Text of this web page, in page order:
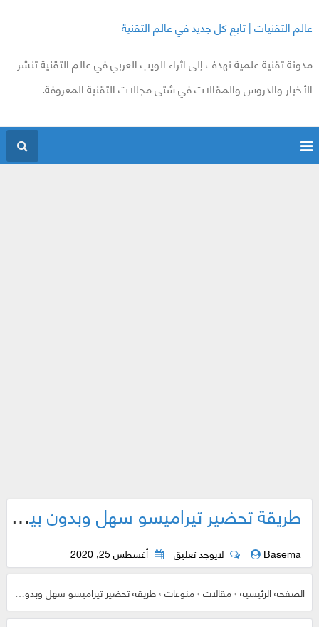
عالم التقنيات | تابع كل جديد في عالم التقنية
مدونة تقنية علمية تهدف إلى اثراء الويب العربي في عالم التقنية تنشر
الأخبار والدروس والمقالات في شتى مجالات التقنية المعروفة.
طريقة تحضير تيراميسو سهل وبدون بيض
Basema لايوجد تعليق أغسطس 25, 2020
الصفحة الرئيسية›مقالات›منوعات›طريقة تحضير تيراميسو سهل وبدون بيض